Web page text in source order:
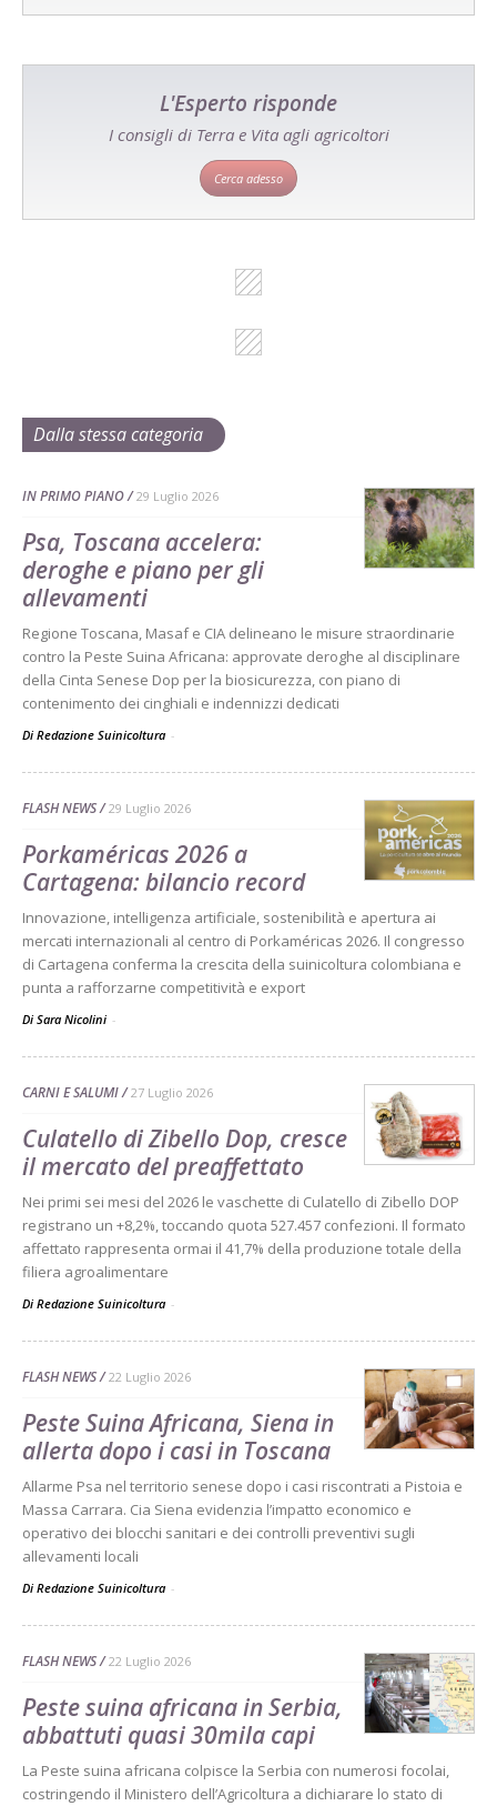
L'Esperto risponde
I consigli di Terra e Vita agli agricoltori
Cerca adesso
Dalla stessa categoria
IN PRIMO PIANO 29 Luglio 2026
Psa, Toscana accelera:
deroghe e piano per gli
allevamenti
Regione Toscana, Masaf e CIA delineano le misure straordinarie
contro la Peste Suina Africana: approvate deroghe al disciplinare
della Cinta Senese Dop per la biosicurezza, con piano di
contenimento dei cinghiali e indennizzi dedicati
Di Redazione Suinicoltura -
FLASH NEWS 29 Luglio 2026
Porkaméricas 2026 a
Cartagena: bilancio record
Innovazione, intelligenza artificiale, sostenibilità e apertura ai
mercati internazionali al centro di Porkaméricas 2026. Il congresso
di Cartagena conferma la crescita della suinicoltura colombiana e
punta a rafforzarne competitività e export
Di Sara Nicolini -
CARNI E SALUMI 27 Luglio 2026
Culatello di Zibello Dop, cresce
il mercato del preaffettato
Nei primi sei mesi del 2026 le vaschette di Culatello di Zibello DOP
registrano un +8,2%, toccando quota 527.457 confezioni. Il formato
affettato rappresenta ormai il 41,7% della produzione totale della
filiera agroalimentare
Di Redazione Suinicoltura -
FLASH NEWS 22 Luglio 2026
Peste Suina Africana, Siena in
allerta dopo i casi in Toscana
Allarme Psa nel territorio senese dopo i casi riscontrati a Pistoia e
Massa Carrara. Cia Siena evidenzia l’impatto economico e
operativo dei blocchi sanitari e dei controlli preventivi sugli
allevamenti locali
Di Redazione Suinicoltura -
FLASH NEWS 22 Luglio 2026
Peste suina africana in Serbia,
abbattuti quasi 30mila capi
La Peste suina africana colpisce la Serbia con numerosi focolai,
costringendo il Ministero dell’Agricoltura a dichiarare lo stato di